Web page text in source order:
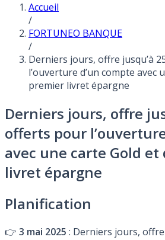
Accueil
/
FORTUNEO BANQUE
/
Derniers jours, offre jusqu’à
l’ouverture d’un compte avec
premier livret épargne
Derniers jours, offre
offerts pour
avec une carte Gold et
livret épargne
Planification
👉 3 mai 2025 : Derniers jours,